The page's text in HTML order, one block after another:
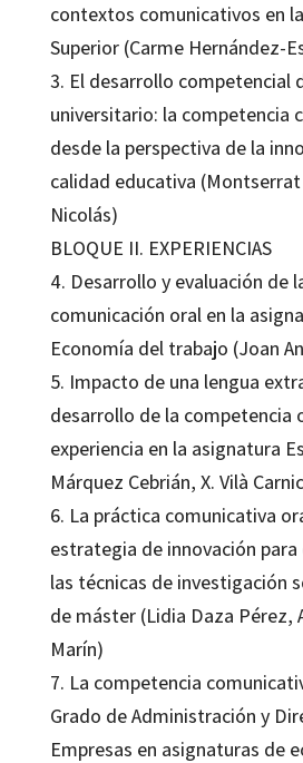
contextos comunicativos en
Superior (Carme Hernández-
3. El desarrollo competencial
universitario: la competencia
desde la perspectiva de la
calidad educativa
Nicolás)
BLOQUE II. EXPERIENCIAS
4. Desarrollo y evaluación de
comunicación oral en la
Economía del trabajo (Joan
5. Impacto de una lengua
desarrollo de la competencia
experiencia en la asignatura
Márquez Cebrián, X. Vilà
6. La práctica comunicativa
estrategia de innovación
las técnicas de investigación
de máster (Lidia Daza Pérez,
Marín)
7. La competencia
Grado de Administración y
Empresas en asignaturas de